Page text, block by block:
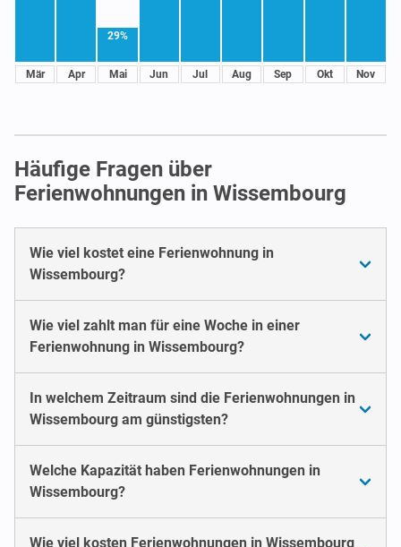
Mär Apr
29%
Mai Jun Jul Aug Sep Okt Nov
Häufige Fragen über
Ferienwohnungen in Wissembourg
Wie viel kostet eine Ferienwohnung in
Wissembourg?
Wie viel zahlt man für eine Woche in einer
Ferienwohnung in Wissembourg?
In welchem Zeitraum sind die Ferienwohnungen in
Wissembourg am günstigsten?
Welche Kapazität haben Ferienwohnungen in
Wissembourg?
Wie viel kosten Ferienwohnungen in Wissembourg